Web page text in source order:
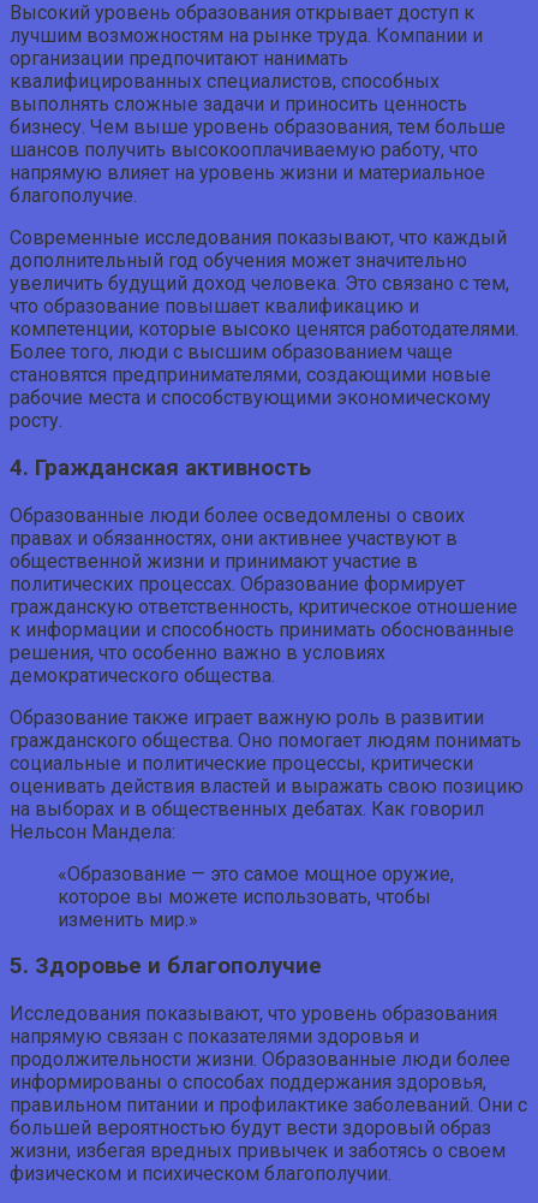
Высокий уровень образования открывает доступ к
лучшим возможностям на рынке труда. Компании и
организации предпочитают нанимать
квалифицированных специалистов, способных
выполнять сложные задачи и приносить ценность
бизнесу. Чем выше уровень образования, тем больше
шансов получить высокооплачиваемую работу, что
напрямую влияет на уровень жизни и материальное
благополучие.
Современные исследования показывают, что каждый
дополнительный год обучения может значительно
увеличить будущий доход человека. Это связано с тем,
что образование повышает квалификацию и
компетенции, которые высоко ценятся работодателями.
Более того, люди с высшим образованием чаще
становятся предпринимателями, создающими новые
рабочие места и способствующими экономическому
росту.
4. Гражданская активность
Образованные люди более осведомлены о своих
правах и обязанностях, они активнее участвуют в
общественной жизни и принимают участие в
политических процессах. Образование формирует
гражданскую ответственность, критическое отношение
к информации и способность принимать обоснованные
решения, что особенно важно в условиях
демократического общества.
Образование также играет важную роль в развитии
гражданского общества. Оно помогает людям понимать
социальные и политические процессы, критически
оценивать действия властей и выражать свою позицию
на выборах и в общественных дебатах. Как говорил
Нельсон Мандела:
«Образование — это самое мощное оружие,
которое вы можете использовать, чтобы
изменить мир.»
5. Здоровье и благополучие
Исследования показывают, что уровень образования
напрямую связан с показателями здоровья и
продолжительности жизни. Образованные люди более
информированы о способах поддержания здоровья,
правильном питании и профилактике заболеваний. Они с
большей вероятностью будут вести здоровый образ
жизни, избегая вредных привычек и заботясь о своем
физическом и психическом благополучии.